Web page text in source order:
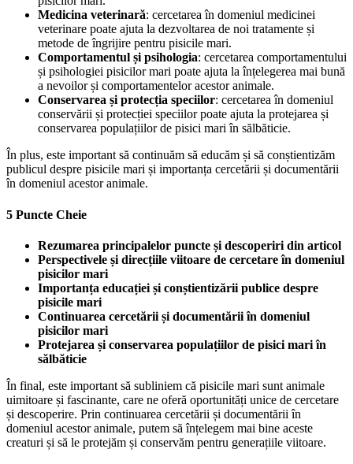
Medicina veterinară: cercetarea în domeniul medicinei
veterinare poate ajuta la dezvoltarea de noi tratamente și
metode de îngrijire pentru pisicile mari.
Comportamentul și psihologia: cercetarea comportamentului
și psihologiei pisicilor mari poate ajuta la înțelegerea mai bună
a nevoilor și comportamentelor acestor animale.
Conservarea și protecția speciilor: cercetarea în domeniul
conservării și protecției speciilor poate ajuta la protejarea și
conservarea populațiilor de pisici mari în sălbăticie.
În plus, este important să continuăm să educăm și să conștientizăm
publicul despre pisicile mari și importanța cercetării și documentării
în domeniul acestor animale.
5 Puncte Cheie
Rezumarea principalelor puncte și descoperiri din articol
Perspectivele și direcțiile viitoare de cercetare în domeniul
pisicilor mari
Importanța educației și conștientizării publice despre
pisicile mari
Continuarea cercetării și documentării în domeniul
pisicilor mari
Protejarea și conservarea populațiilor de pisici mari în
sălbăticie
În final, este important să subliniem că pisicile mari sunt animale
uimitoare și fascinante, care ne oferă oportunități unice de cercetare
și descoperire. Prin continuarea cercetării și documentării în
domeniul acestor animale, putem să înțelegem mai bine aceste
creaturi și să le protejăm și conservăm pentru generațiile viitoare.